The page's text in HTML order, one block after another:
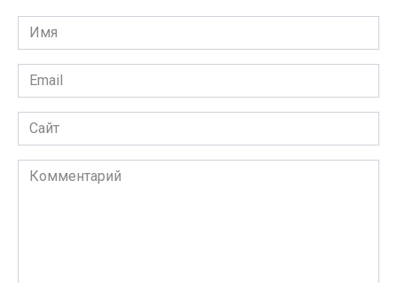
Имя
Email
Сайт
Комментарий